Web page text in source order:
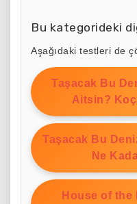
Bu kategorideki
Aşağıdaki testleri de
Taşacak Bu
Aitsin?
Taşacak Bu
Ne
House of the